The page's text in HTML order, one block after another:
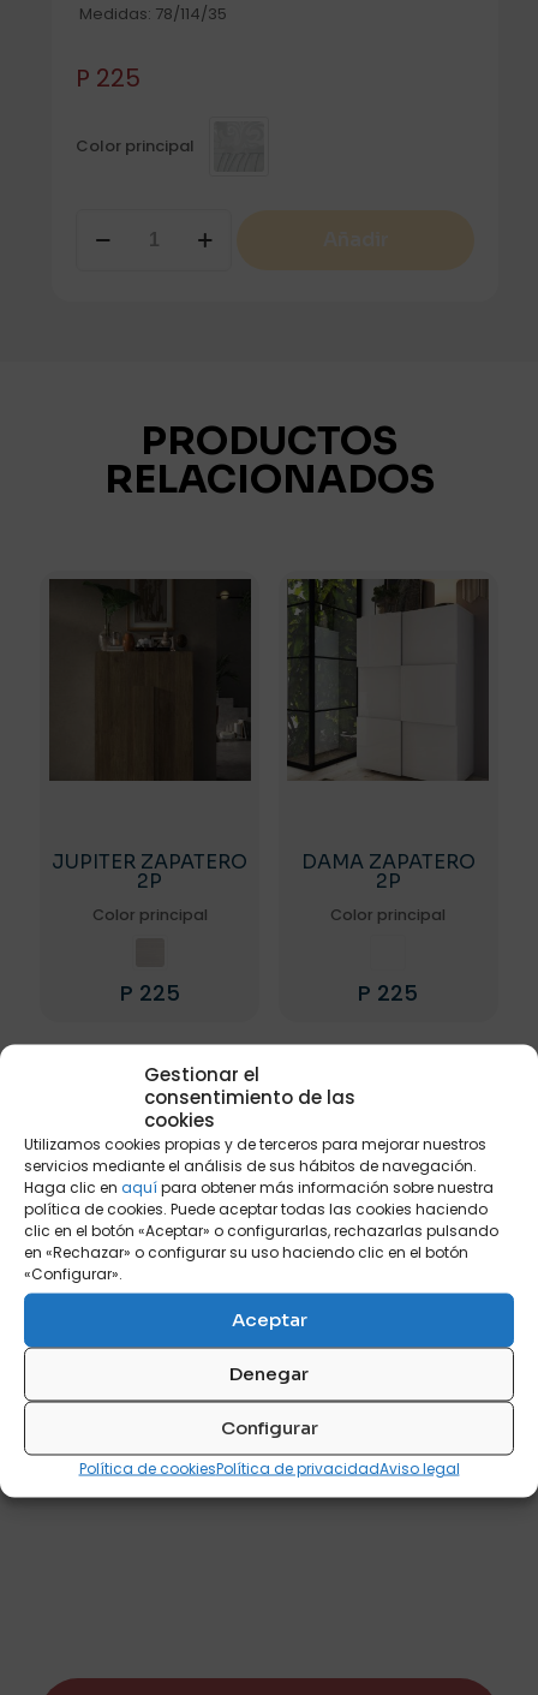
Gestionar el
consentimiento de las
cookies
Utilizamos cookies propias y de terceros para mejorar nuestros
servicios mediante el análisis de sus hábitos de navegación.
Haga clic en aquípara obtener más información sobre nuestra
política de cookies. Puede aceptar todas las cookies haciendo
clic en el botón «Aceptar» o configurarlas, rechazarlas pulsando
en «Rechazar» o configurar su uso haciendo clic en el botón
«Configurar».
Aceptar
Denegar
Configurar
Política de cookiesPolítica de privacidadAviso legal
Medidas: 78/114/35
P 225
Color principal
ZAPATERO
PRODUCTOS
RELACIONADOS
JUPITER ZAPATERO
2P
Color principal
P 225
producto
tiene
múltiples
variantes.
Las
opciones
se
pueden
elegir
en
página
producto
DAMA ZAPATERO
2P
Color principal
P 225
producto
Las
opciones
se
pueden
elegir
en
página
producto
ABATIBLE
P140
Este
pueden